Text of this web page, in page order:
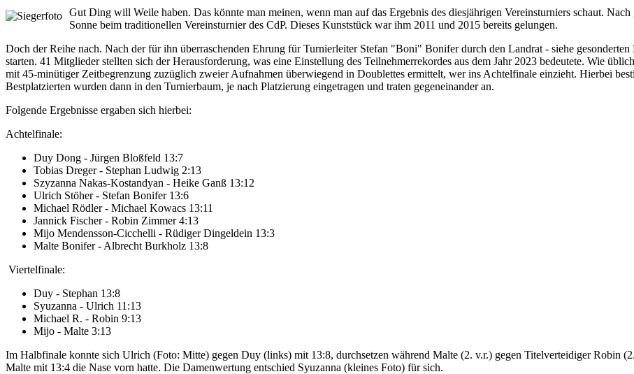
Gut Ding will Weile haben. Das könnte man meinen, wenn man auf das Ergebnis des diesjährigen Vereinsturniers schaut.
Sonne beim traditionellen Vereinsturnier des CdP. Dieses Kunststück war ihm 2011 und 2015 bereits gelungen.
Doch der Reihe nach. Nach der für ihn überraschenden Ehrung für Turnierleiter Stefan "Boni" Bonifer durch den Landrat - siehe
starten. 41 Mitglieder stellten sich der Herausforderung, was eine Einstellung des Teilnehmerrekordes aus dem Jahr 2023 bedeutete. Wie
mit 45-minütiger Zeitbegrenzung zuzüglich zweier Aufnahmen überwiegend in Doublettes ermittelt, wer ins Achtelfinale einzieht. Hierbei
Bestplatzierten wurden dann in den Turnierbaum, je nach Platzierung eingetragen und traten gegeneinander an.
Folgende Ergebnisse ergaben sich hierbei:
Achtelfinale:
Duy Dong - Jürgen Bloßfeld 13:7
Tobias Dreger - Stephan Ludwig 2:13
Szyzanna Nakas-Kostandyan - Heike Ganß 13:12
Ulrich Stöher - Stefan Bonifer 13:6
Michael Rödler - Michael Kowacs 13:11
Jannick Fischer - Robin Zimmer 4:13
Mijo Mendensson-Cicchelli - Rüdiger Dingeldein 13:3
Malte Bonifer - Albrecht Burkholz 13:8
Viertelfinale:
Duy - Stephan 13:8
Syuzanna - Ulrich 11:13
Michael R. - Robin 9:13
Mijo - Malte 3:13
Im Halbfinale konnte sich Ulrich (Foto: Mitte) gegen Duy (links) mit 13:8, durchsetzen während Malte (2. v.r.) gegen Titelverteidiger Robin
Malte mit 13:4 die Nase vorn hatte. Die Damenwertung entschied Syuzanna (kleines Foto) für sich.